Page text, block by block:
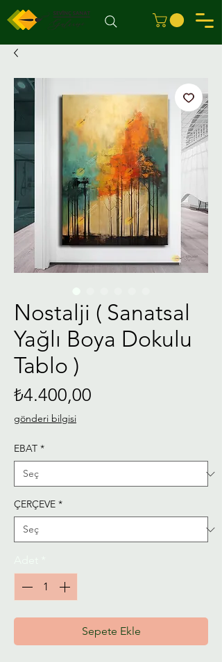
Nostalji ( Sanatsal
Yağlı Boya Dokulu
Tablo )
₺4.400,00
gönderi bilgisi
EBAT *
ÇERÇEVE *
Sepete Ekle